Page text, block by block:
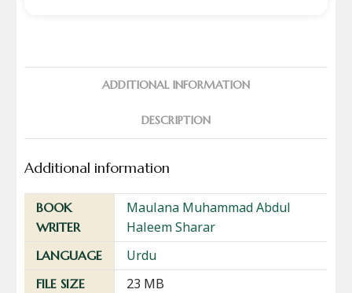
ADDITIONAL INFORMATION
DESCRIPTION
Additional information
BOOK
WRITER
Maulana Muhammad Abdul
Haleem Sharar
LANGUAGE Urdu
FILE SIZE 23 MB